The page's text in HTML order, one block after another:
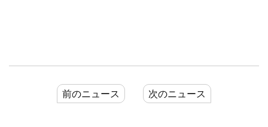
前のニュース 次のニュース